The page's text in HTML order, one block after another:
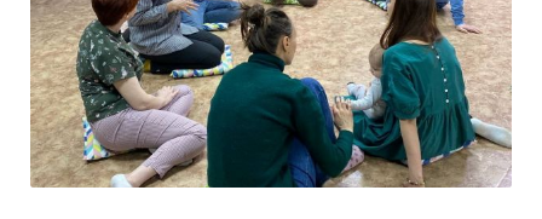
События и люди
Мы в СМИ
Наши друзья
Банеры